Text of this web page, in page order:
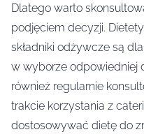
Dlatego warto
podjęciem decyzji.
składniki odżywcze są
w wyborze odpowiedniej
również regularnie
trakcie korzystania z
dostosowywać dietę do